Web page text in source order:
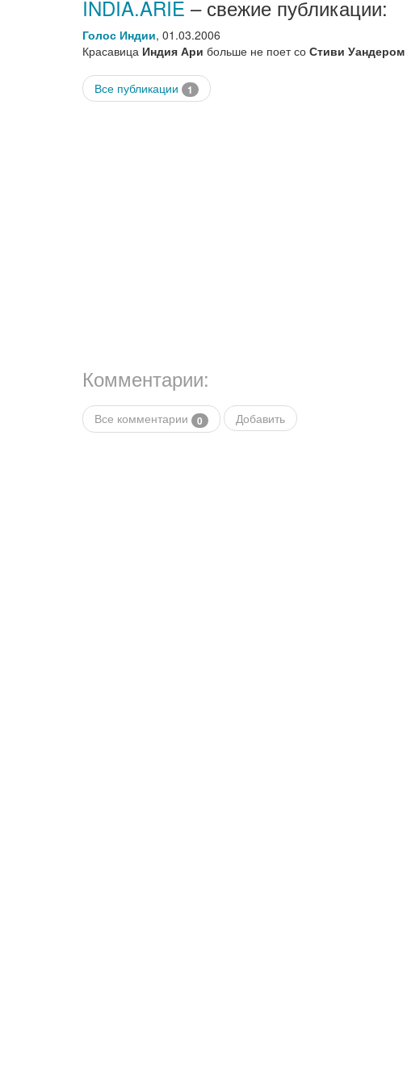
INDIA.ARIE – свежие публикации:
Голос Индии, 01.03.2006
Красавица Индия Ари больше не поет со Стиви Уандером
Все публикации 1
Комментарии:
Все комментарии 0 Добавить